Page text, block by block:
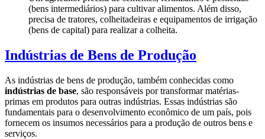
(bens intermediários) para cultivar alimentos. Além disso,
precisa de tratores, colheitadeiras e equipamentos de irrigação
(bens de capital) para realizar a colheita.
Indústrias de Bens de Produção
As indústrias de bens de produção, também conhecidas como
indústrias de base, são responsáveis por transformar matérias-
primas em produtos para outras indústrias. Essas indústrias são
fundamentais para o desenvolvimento econômico de um país, pois
fornecem os insumos necessários para a produção de outros bens e
serviços.